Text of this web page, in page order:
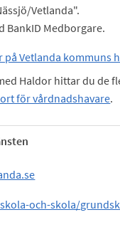
Vetlanda".
BankID Medborgare.
på Vetlanda kommuns
Haldor hittar du de
för vårdnadshavare.
och-skola/